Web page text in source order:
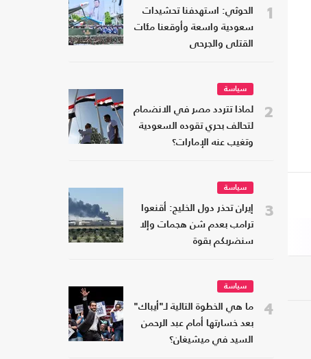
1
الحوثي: استهدفنا تحشيدات
سعودية واسعة وأوقعنا مئات
القتلى والجرحى
2
سياسة
لماذا تتردد مصر في الانضمام
لتحالف بحري تقوده السعودية
وتغيب عنه الإمارات؟
3
سياسة
إيران تحذر دول الخليج: أقنعوا
ترامب بعدم شن هجمات وإلا
سنضربكم بقوة
4
سياسة
ما هي الخطوة التالية لـ"أيباك"
بعد خسارتها أمام عبد الرحمن
السيد في ميشيغان؟